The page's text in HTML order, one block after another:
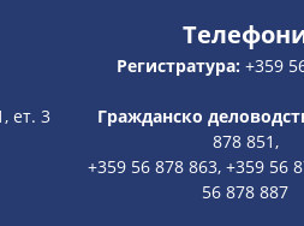
ет. 3
Регистратура: +359
Гражданско
878 851,
+359 56 878 863, +359 56
56 878 887